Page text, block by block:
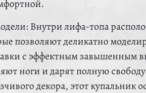
Внутри лифа-топа
позволяют деликатно
с эффектным завышенным
ноги и дарят полную
декора, этот купальник